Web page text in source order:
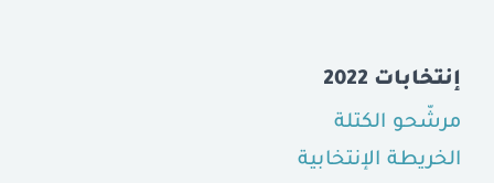
إنتخابات 2022
مرشّحو الكتلة
الخريطة الإنتخابية